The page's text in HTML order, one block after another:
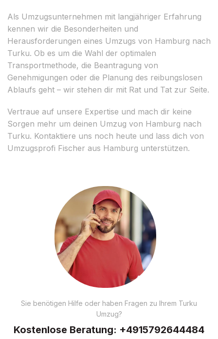
Als Umzugsunternehmen mit langjähriger Erfahrung
kennen wir die Besonderheiten und
Herausforderungen eines Umzugs von Hamburg nach
Turku. Ob es um die Wahl der optimalen
Transportmethode, die Beantragung von
Genehmigungen oder die Planung des reibungslosen
Ablaufs geht – wir stehen dir mit Rat und Tat zur Seite.
Vertraue auf unsere Expertise und mach dir keine
Sorgen mehr um deinen Umzug von Hamburg nach
Turku. Kontaktiere uns noch heute und lass dich von
Umzugsprofi Fischer aus Hamburg unterstützen.
Sie benötigen Hilfe oder haben Fragen zu Ihrem Turku
Umzug?
Kostenlose Beratung: +4915792644484